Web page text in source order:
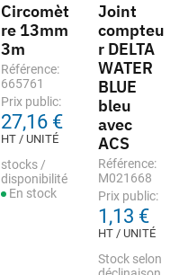
Circomèt
re 13mm
3m
Référence:
665761
Prix public:
27,16 €
HT / UNITÉ
stocks /
disponibilité
En stock
Joint
compteu
r DELTA
WATER
BLUE
bleu
avec
ACS
Référence:
M021668
Prix public:
1,13 €
HT / UNITÉ
Stock selon